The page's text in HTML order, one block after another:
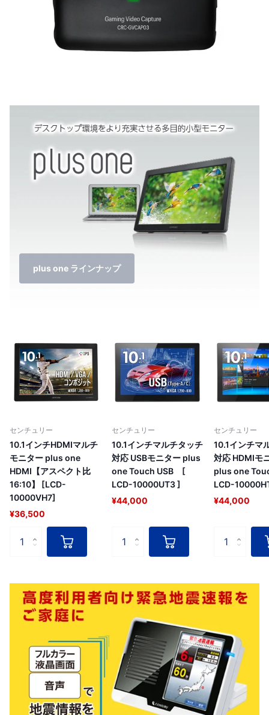
plus one ラインナップ
センチュリー
10.1インチHDMIマルチ
モニター plus one
HDMI【アスペクト比
16:10】 [LCD-
10000VH7]
¥36,500
センチュリー
10.1インチマルチタッチ
対応 USBモニター plus
one Touch USB [
LCD-10000UT3 ]
¥44,000
センチュリー
10.1インチマ
対応 HDMIモ
plus one
LCD-
¥44,000